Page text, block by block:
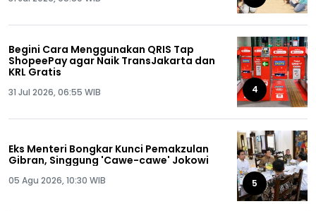
Begini Cara Menggunakan QRIS Tap
ShopeePay agar Naik TransJakarta dan
KRL Gratis
31 Jul 2026, 06:55 WIB 4
Eks Menteri Bongkar Kunci Pemakzulan
Gibran, Singgung 'Cawe-cawe' Jokowi
05 Agu 2026, 10:30 WIB 5